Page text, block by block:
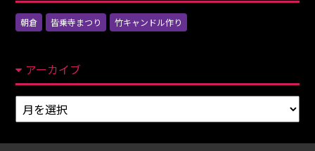
朝倉 皆乗寺まつり 竹キャンドル作り
アーカイブ
ア
ー